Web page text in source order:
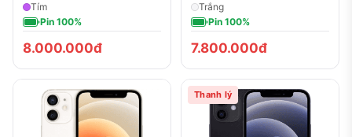
Tím
Pin 100%
8.000.000đ
Trắng
Pin 100%
7.800.000đ
Thanh lý